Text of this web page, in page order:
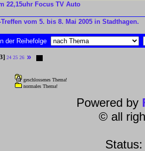
22,15uhr Focus TV Auto
vom 5. bis 8. Mai 2005 in Stadthagen.
In der Reihefolge
24 25 26 »
geschlossenes Thema!
normales Thema!
Powered by
© all